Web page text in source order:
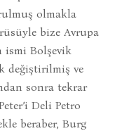
olmakla
bize Avrupa
ismi Bolşevik
değiştirilmiş ve
sonra tekrar
Deli Petro
beraber, Burg